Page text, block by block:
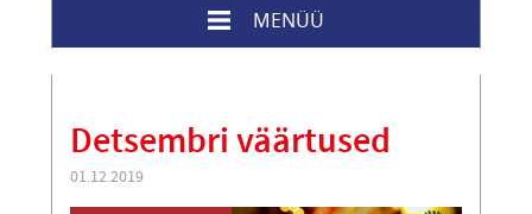
MENÜÜ
Detsembri väärtused
01.12.2019